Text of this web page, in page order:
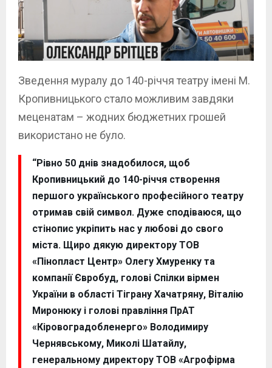
Зведення муралу до 140-річчя театру імені М.
Кропивницького стало можливим завдяки
меценатам – жодних бюджетних грошей
використано не було.
“Рівно 50 днів знадобилося, щоб
Кропивницький до 140-річчя створення
першого українського професійного театру
отримав свій символ. Дуже сподіваюся, що
стінопис укріпить нас у любові до свого
міста. Щиро дякую директору ТОВ
«Пінопласт Центр» Олегу Хмуренку та
компанії Євробуд, голові Спілки вірмен
України в області Тіграну Хачатряну, Віталію
Миронюку і голові правління ПрАТ
«Кіровоградобленерго» Володимиру
Чернявському, Миколі Шатайлу,
генеральному директору ТОВ «Агрофірма